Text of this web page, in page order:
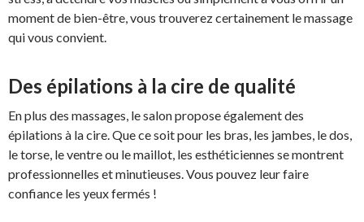
moment de bien-être, vous trouverez certainement le massage
qui vous convient.
Des épilations à la cire de qualité
En plus des massages, le salon propose également des
épilations à la cire. Que ce soit pour les bras, les jambes, le dos,
le torse, le ventre ou le maillot, les esthéticiennes se montrent
professionnelles et minutieuses. Vous pouvez leur faire
confiance les yeux fermés !